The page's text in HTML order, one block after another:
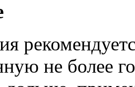
не более